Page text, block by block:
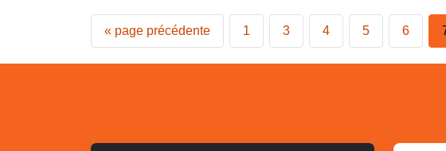
« page précédente 1 3 4 5 6